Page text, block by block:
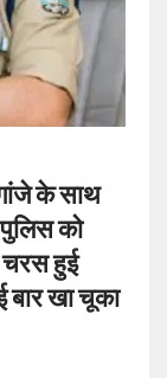
के साथ
को
चरस हुई
बार खा चूका